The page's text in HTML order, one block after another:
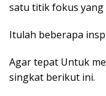
satu titik fokus
Itulah beberapa
Agar tepat Untuk
singkat berikut ini.